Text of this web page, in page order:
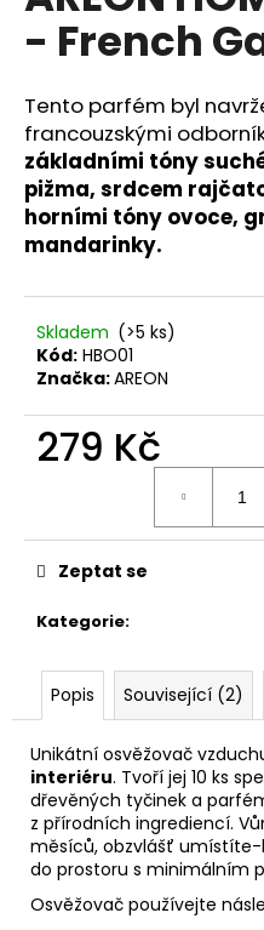
z
hvězdiček.
- French
Tento parfém byl
francouzskými
základními tóny
pižma, srdcem
horními tóny ovoce,
mandarinky.
Skladem (>5 ks)
Kód: HBO01
Značka:AREON
279 Kč
Kategorie:
Zeptat se
Popis Související (2)
Unikátní osvěžovač
interiéru. Tvoří jej 10 ks
dřevěných tyčinek a
z přírodních ingrediencí.
měsíců, obzvlášť umístíte-
do prostoru s minimálním
Osvěžovač používejte
a
í
t
?
D
o
p
o
č
u
e
DĚTSKÁ
LÁHEV
NA
PITÍ
KIDS
FUN
Kč